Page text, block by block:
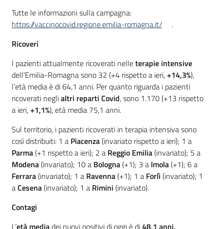
Tutte le informazioni sulla campagna:
https://vaccinocovid.regione.emilia-romagna.it/
.
Ricoveri
I pazienti attualmente ricoverati nelleterapie intensive
dell’Emilia-Romagna sono 32 (+4 rispetto a ieri,+14,3%),
l’età media è di 64,1 anni. Per quanto riguarda i pazienti
ricoverati neglialtri reparti Covid, sono 1.170 (+13 rispetto
a ieri,+1,1%), età media 75,1 anni.
Sul territorio, i pazienti ricoverati in terapia intensiva sono
così distribuiti: 1 a Piacenza(invariato rispetto a ieri); 1 a
Parma(+1 rispetto a ieri); 2 a Reggio Emilia(invariato); 5 a
Modena(invariato); 10 a Bologna(+1); 3 a Imola(+1); 6 a
Ferrara(invariato); 1 a Ravenna(+1); 1 a Forlì(invariato); 1
aCesena(invariato); 1 a Rimini (invariato).
Contagi
L’età mediadei nuovi positivi di oggi è di48,1 anni.